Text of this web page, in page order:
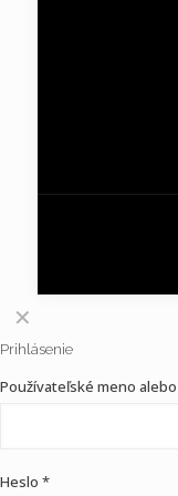
✕
Prihlásenie
Používateľské meno
Heslo *